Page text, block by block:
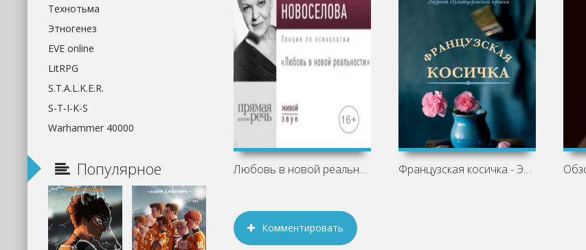
Любовь в новой реальности - Елена Французская косичка - Энн Тайлер
Комментировать
Технотьма
Этногенез
EVE online
LitRPG
S.T.A.L.K.E.R.
S-T-I-K-S
Warhammer 40000
Популярное